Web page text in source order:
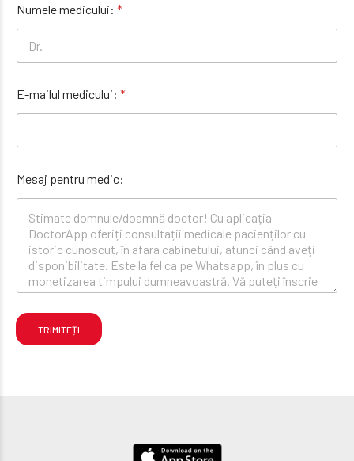
Numele medicului: *
E-mailul medicului: *
Mesaj pentru medic:
TRIMITEȚI